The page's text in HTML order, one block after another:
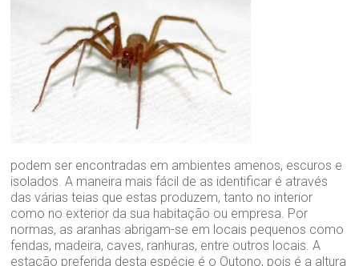
podem ser encontradas em ambientes amenos, escuros e
isolados. A maneira mais fácil de as identificar é através
das várias teias que estas produzem, tanto no interior
como no exterior da sua habitação ou empresa. Por
normas, as aranhas abrigam-se em locais pequenos como
fendas, madeira, caves, ranhuras, entre outros locais. A
estação preferida desta espécie é o Outono, pois é a altura